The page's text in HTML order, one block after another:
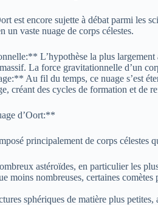
est encore sujette à débat parmi les
un vaste nuage de corps célestes.
L’hypothèse la plus largement
La force gravitationnelle d’un
Au fil du temps, ce nuage s’est
créant des cycles de formation et de
d’Oort:**
principalement de corps célestes
astéroïdes, en particulier les
nombreuses, certaines comètes
sphériques de matière plus petites,